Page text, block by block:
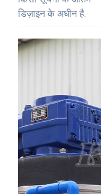
डिज़ाइन के अधीन है.